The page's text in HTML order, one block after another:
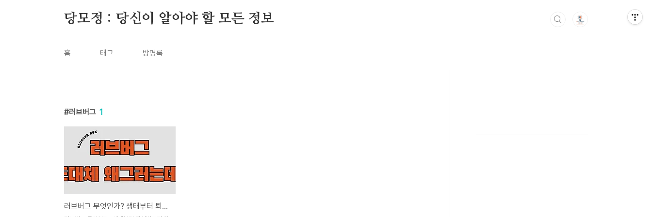
당모정 : 당신이 알아야 할 모든 정보
홈 태그 방명록
러브버그 1
러브버그 무엇인가? 생태부터 퇴치법까지 완벽 정리